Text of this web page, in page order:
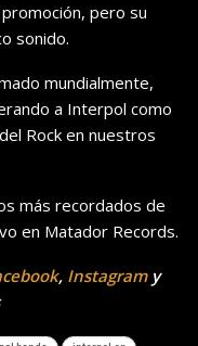
promoción, pero su
sonido.
mundialmente,
a Interpol como
Rock en nuestros
más recordados de
en Matador Records.
, Instagramy